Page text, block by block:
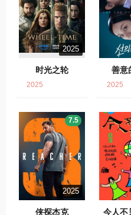
2025
时光之轮
2025
善意
2025
2025
侠探杰克
7.5
今人不